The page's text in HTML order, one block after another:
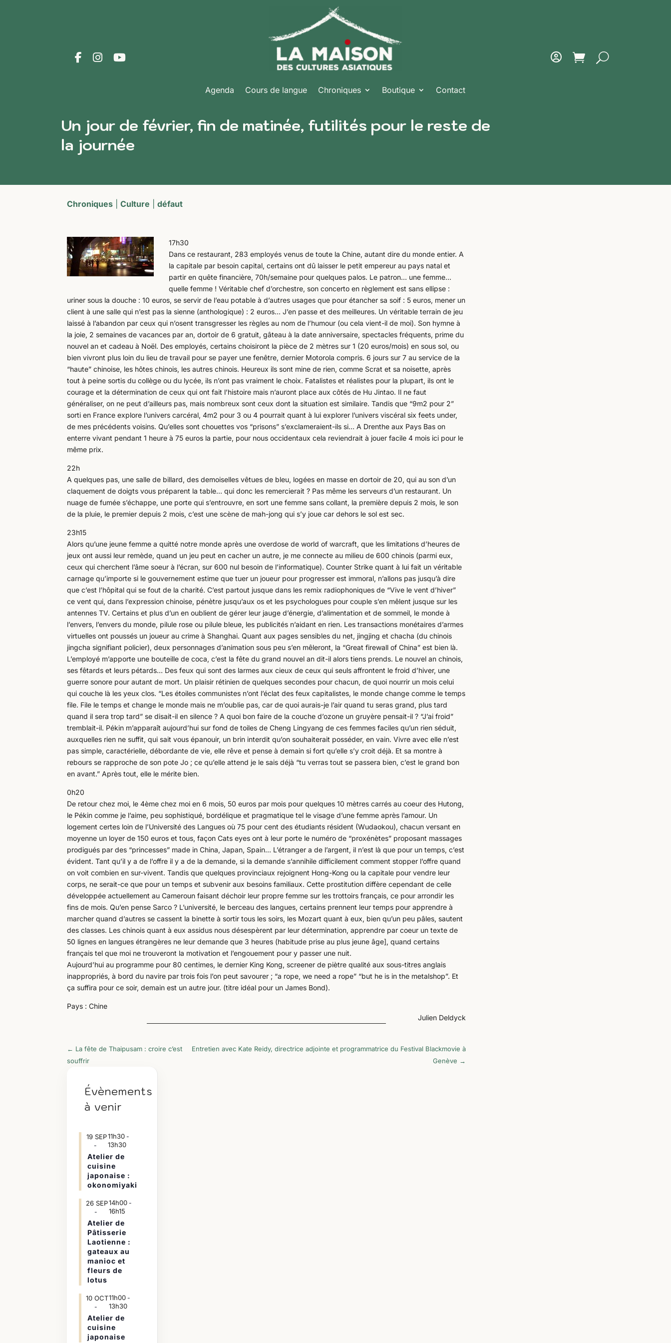
Agenda Cours de langue Chroniques Boutique Contact
Un jour de février, fin de matinée, futilités pour le reste de
la journée
Chroniques |Culture |défaut
17h30
Dans ce restaurant, 283 employés venus de toute la Chine, autant dire du monde entier. A
la capitale par besoin capital, certains ont dû laisser le petit empereur au pays natal et
partir en quête financière, 70h/semaine pour quelques palos. Le patron… une femme…
quelle femme ! Véritable chef d’orchestre, son concerto en règlement est sans ellipse :
uriner sous la douche : 10 euros, se servir de l’eau potable à d’autres usages que pour étancher sa soif : 5 euros, mener un
client à une salle qui n’est pas la sienne (anthologique) : 2 euros… J’en passe et des meilleures. Un véritable terrain de jeu
laissé à l’abandon par ceux qui n’osent transgresser les règles au nom de l’humour (ou cela vient-il de moi). Son hymne à
la joie, 2 semaines de vacances par an, dortoir de 6 gratuit, gâteau à la date anniversaire, spectacles fréquents, prime du
nouvel an et cadeau à Noël. Des employés, certains choisiront la pièce de 2 mètres sur 1 (20 euros/mois) en sous sol, ou
bien vivront plus loin du lieu de travail pour se payer une fenêtre, dernier Motorola compris. 6 jours sur 7 au service de la
“haute” chinoise, les hôtes chinois, les autres chinois. Heureux ils sont mine de rien, comme Scrat et sa noisette, après
tout à peine sortis du collège ou du lycée, ils n’ont pas vraiment le choix. Fatalistes et réalistes pour la plupart, ils ont le
courage et la détermination de ceux qui ont fait l’histoire mais n’auront place aux côtés de Hu Jintao. Il ne faut
généraliser, on ne peut d’ailleurs pas, mais nombreux sont ceux dont la situation est similaire. Tandis que “9m2 pour 2”
sorti en France explore l’univers carcéral, 4m2 pour 3 ou 4 pourrait quant à lui explorer l’univers viscéral six feets under,
de mes précédents voisins. Qu’elles sont chouettes vos “prisons” s’exclameraient-ils si… A Drenthe aux Pays Bas on
enterre vivant pendant 1 heure à 75 euros la partie, pour nous occidentaux cela reviendrait à jouer facile 4 mois ici pour le
même prix.
22h
A quelques pas, une salle de billard, des demoiselles vêtues de bleu, logées en masse en dortoir de 20, qui au son d’un
claquement de doigts vous préparent la table… qui donc les remercierait ? Pas même les serveurs d’un restaurant. Un
nuage de fumée s’échappe, une porte qui s’entrouvre, en sort une femme sans collant, la première depuis 2 mois, le son
de la pluie, le premier depuis 2 mois, c’est une scène de mah-jong qui s’y joue car dehors le sol est sec.
23h15
Alors qu’une jeune femme a quitté notre monde après une overdose de world of warcraft, que les limitations d’heures de
jeux ont aussi leur remède, quand un jeu peut en cacher un autre, je me connecte au milieu de 600 chinois (parmi eux,
ceux qui cherchent l’âme soeur à l’écran, sur 600 nul besoin de l’informatique). Counter Strike quant à lui fait un véritable
carnage qu’importe si le gouvernement estime que tuer un joueur pour progresser est immoral, n’allons pas jusqu’à dire
que c’est l’hôpital qui se fout de la charité. C’est partout jusque dans les remix radiophoniques de “Vive le vent d’hiver”
ce vent qui, dans l’expression chinoise, pénètre jusqu’aux os et les psychologues pour couple s’en mêlent jusque sur les
antennes TV. Certains et plus d’un en oublient de gérer leur jauge d’énergie, d’alimentation et de sommeil, le monde à
l’envers, l’envers du monde, pilule rose ou pilule bleue, les publicités n’aidant en rien. Les transactions monétaires d’armes
virtuelles ont poussés un joueur au crime à Shanghai. Quant aux pages sensibles du net, jingjing et chacha (du chinois
jingcha signifiant policier), deux personnages d’animation sous peu s’en mêleront, la “Great firewall of China” est bien là.
L’employé m’apporte une bouteille de coca, c’est la fête du grand nouvel an dit-il alors tiens prends. Le nouvel an chinois,
ses fêtards et leurs pétards… Des feux qui sont des larmes aux cieux de ceux qui seuls affrontent le froid d’hiver, une
guerre sonore pour autant de mort. Un plaisir rétinien de quelques secondes pour chacun, de quoi nourrir un mois celui
qui couche là les yeux clos. “Les étoiles communistes n’ont l’éclat des feux capitalistes, le monde change comme le temps
file. File le temps et change le monde mais ne m’oublie pas, car de quoi aurais-je l’air quand tu seras grand, plus tard
quand il sera trop tard” se disait-il en silence ? A quoi bon faire de la couche d’ozone un gruyère pensait-il ? “J’ai froid”
tremblait-il. Pékin m’apparaît aujourd’hui sur fond de toiles de Cheng Lingyang de ces femmes faciles qu’un rien séduit,
auxquelles rien ne suffit, qui sait vous épanouir, un brin interdit qu’on souhaiterait posséder, en vain. Vivre avec elle n’est
pas simple, caractérielle, débordante de vie, elle rêve et pense à demain si fort qu’elle s’y croit déjà. Et sa montre à
rebours se rapproche de son pote Jo ; ce qu’elle attend je le sais déjà “tu verras tout se passera bien, c’est le grand bon
en avant.” Après tout, elle le mérite bien.
0h20
De retour chez moi, le 4ème chez moi en 6 mois, 50 euros par mois pour quelques 10 mètres carrés au coeur des Hutong,
le Pékin comme je l’aime, peu sophistiqué, bordélique et pragmatique tel le visage d’une femme après l’amour. Un
logement certes loin de l’Université des Langues où 75 pour cent des étudiants résident (Wudaokou), chacun versant en
moyenne un loyer de 150 euros et tous, façon Cats eyes ont à leur porte le numéro de “proxénètes” proposant massages
prodigués par des “princesses” made in China, Japan, Spain… L’étranger a de l’argent, il n’est là que pour un temps, c’est
évident. Tant qu’il y a de l’offre il y a de la demande, si la demande s’annihile difficilement comment stopper l’offre quand
on voit combien en sur-vivent. Tandis que quelques provinciaux rejoignent Hong-Kong ou la capitale pour vendre leur
corps, ne serait-ce que pour un temps et subvenir aux besoins familiaux. Cette prostitution diffère cependant de celle
développée actuellement au Cameroun faisant déchoir leur propre femme sur les trottoirs français, ce pour arrondir les
fins de mois. Qu’en pense Sarco ? L’université, le berceau des langues, certains prennent leur temps pour apprendre à
marcher quand d’autres se cassent la binette à sortir tous les soirs, les Mozart quant à eux, bien qu’un peu pâles, sautent
des classes. Les chinois quant à eux assidus nous désespèrent par leur détermination, apprendre par coeur un texte de
50 lignes en langues étrangères ne leur demande que 3 heures (habitude prise au plus jeune âge], quand certains
français tel que moi ne trouveront la motivation et l’engouement pour y passer une nuit.
Aujourd’hui au programme pour 80 centimes, le dernier King Kong, screener de piètre qualité aux sous-titres anglais
inappropriés, à bord du navire par trois fois l’on peut savourer ; “a rope, we need a rope” “but he is in the metalshop”. Et
ça suffira pour ce soir, demain est un autre jour. (titre idéal pour un James Bond).
Pays : Chine
Julien Deldyck
← La fête de Thaipusam : croire c’est
souffrir
Entretien avec Kate Reidy, directrice adjointe et programmatrice du Festival Blackmovie à
Genève →
Évènements
à venir
19 SEP11h30 -
13h30
Atelier de
cuisine
japonaise :
okonomiyaki
26 SEP14h00-
16h15
Atelier de
Pâtisserie
Laotienne :
gateaux au
manioc et
fleurs de
lotus
10 OCT11h00 -
13h30
Atelier de
cuisine
japonaise